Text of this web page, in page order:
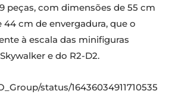
peças, com dimensões de 55 cm
cm de envergadura, que o
à escala das minifiguras
e do R2-D2.
status/16436034911710535